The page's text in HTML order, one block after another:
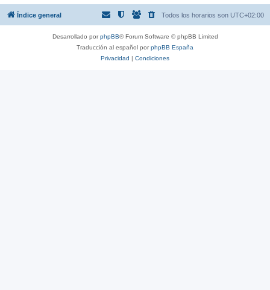
Índice general Todos los horarios son UTC+02:00
Desarrollado porphpBB® Forum Software © phpBB Limited
Traducción al español porphpBB España
Privacidad | Condiciones